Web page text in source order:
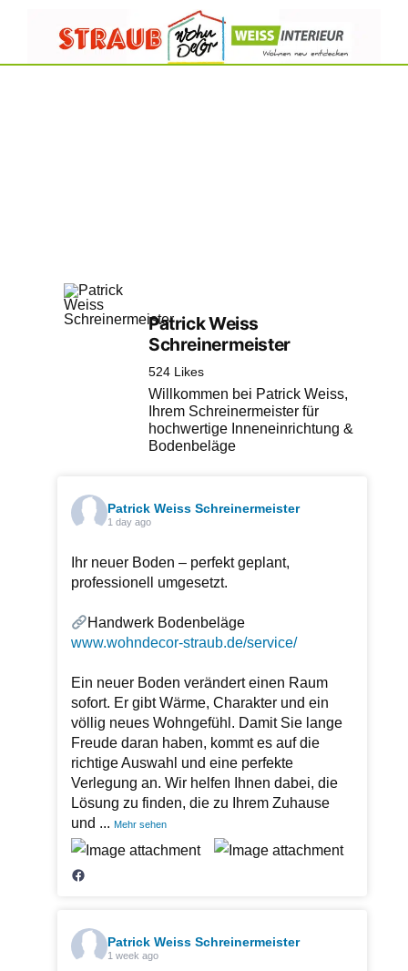
Patrick Weiss
Schreinermeister
524 Likes
Willkommen bei Patrick Weiss,
Ihrem Schreinermeister für
hochwertige Inneneinrichtung &
Bodenbeläge
Patrick Weiss Schreinermeister
1 day ago
Ihr neuer Boden – perfekt geplant,
professionell umgesetzt.
Handwerk Bodenbeläge
www.wohndecor-straub.de/service/
Ein neuer Boden verändert einen Raum
sofort. Er gibt Wärme, Charakter und ein
völlig neues Wohngefühl. Damit Sie lange
Freude daran haben, kommt es auf die
richtige Auswahl und eine perfekte
Verlegung an. Wir helfen Ihnen dabei, die
Lösung zu finden, die zu Ihrem Zuhause
und ...Mehr sehen
Patrick Weiss Schreinermeister
1 week ago